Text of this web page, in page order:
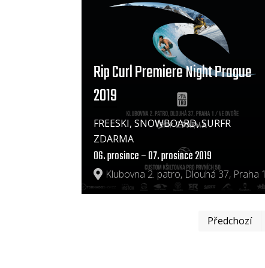
Rip Curl Premiere Night Prague
2019
Klubovna 2. patro, Dlouhá 37, Praha 1
06. prosince – 07. prosince 2019
ZDARMA
FREESKI, SNOWBOARD, SURFR
Předchozí